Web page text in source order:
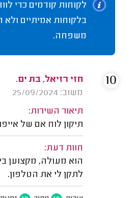
לקוחות קודמים כדי
בלקוחות אמיתיים ולא
משפחה.
חזי רזיאל, בת ים.
משוב: 25/09/2024
תיאור השירות:
תיקון לוח אם של
חוות דעת:
הוא מעולה, מקצוען
לתקן לי את הטלפון.
10